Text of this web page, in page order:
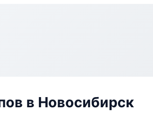
в Новосибирск